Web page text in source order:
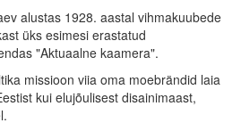
alustas 1928. aastal vihmakuubede
üks esimesi erastatud
"Aktuaalne kaamera".
missioon viia oma moebrändid laia
kui elujõulisest disainimaast,